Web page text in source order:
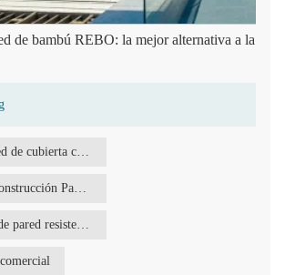
de bambú REBO: la mejor alternativa a la
Tablero de pared de cubierta carbonizado
Materiales de construcción Paneles de pared exterior
Revestimiento de pared resistente a la corrosión